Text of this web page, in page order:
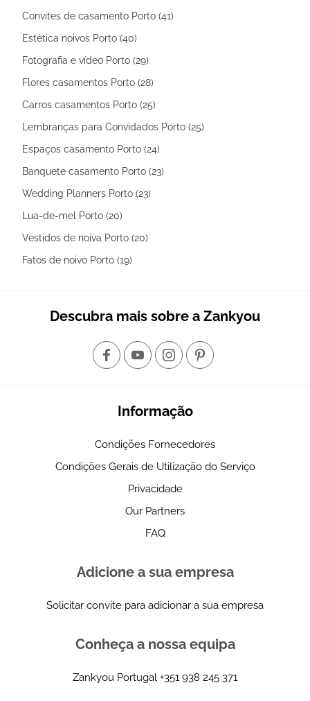
Convites de casamento Porto (41)
Estética noivos Porto (40)
Fotografia e vídeo Porto (29)
Flores casamentos Porto (28)
Carros casamentos Porto (25)
Lembranças para Convidados Porto (25)
Espaços casamento Porto (24)
Banquete casamento Porto (23)
Wedding Planners Porto (23)
Lua-de-mel Porto (20)
Vestidos de noiva Porto (20)
Fatos de noivo Porto (19)
Descubra mais sobre a Zankyou
Informação
Condições Fornecedores
Condições Gerais de Utilização do Serviço
Privacidade
Our Partners
FAQ
Adicione a sua empresa
Solicitar convite para adicionar a sua empresa
Conheça a nossa equipa
Zankyou Portugal +351 938 245 371